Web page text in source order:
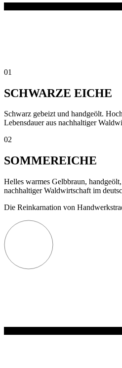
01
SCHWARZE EICHE
Schwarz gebeizt und handgeölt.
Lebensdauer aus nachhaltiger
02
SOMMEREICHE
Helles warmes Gelbbraun,
nachhaltiger Waldwirtschaft im
Die Reinkarnation von